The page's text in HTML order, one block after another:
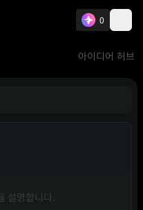
0
아이디어 허브